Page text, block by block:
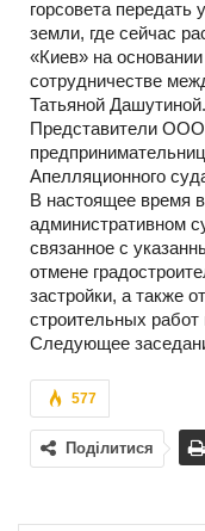
горсовета
земли, где сейчас
«Киев» на
сотрудничестве
Татьяной Дашутиной.
Представители ООО
Апелляционного
В настоящее время
административном
связанное с
отмене
застройки, а также
строительных работ
Следующее
577
Поділитися